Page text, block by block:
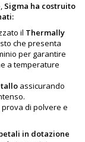
Sigma ha costruito
il Thermally
che presenta
per garantire
a temperature
assicurando
prova di polvere e
in dotazione